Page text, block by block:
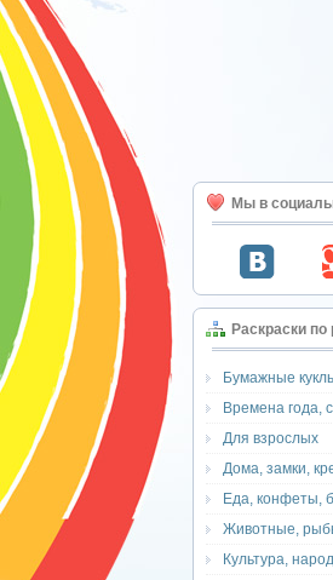
Мы в
Раскраски
Бумажные
Времена года,
Для взрослых
Дома, замки,
Еда, конфеты,
Животные,
Культура,